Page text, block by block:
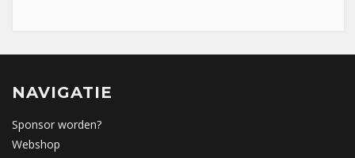
NAVIGATIE
Sponsor worden?
Webshop